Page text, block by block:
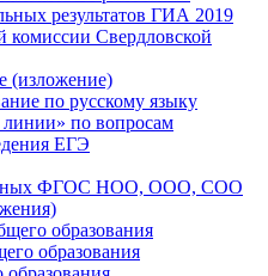
результатов ГИА 2019
комиссии Свердловской
(изложение)
по русскому языку
по вопросам
ЕГЭ
ФГОС НОО, ООО, СОО
образования
образования